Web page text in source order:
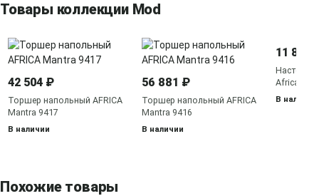
Товары коллекции Mod
42 504 ₽
Торшер напольный AFRICA
Mantra 9417
В наличии
56 881 ₽
Торшер напольный AFRICA
Mantra 9416
В наличии
11 886
Africa
В наличии
Похожие товары